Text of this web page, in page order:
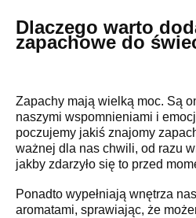
Dlaczego warto
zapachowe do
Zapachy mają wielką moc. Są
naszymi wspomnieniami i
poczujemy jakiś znajomy
ważnej dla nas chwili, od razu
jakby zdarzyło się to przed
Ponadto wypełniają wnętrza
aromatami, sprawiając, że